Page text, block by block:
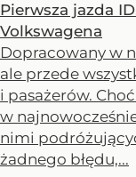
Pierwsza jazda
Volkswagena
Dopracowany w
ale przede
i pasażerów.
w
nimi
żadnego błędu,...